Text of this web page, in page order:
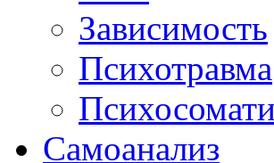
Зависимость
Психотравма
Самоанализ